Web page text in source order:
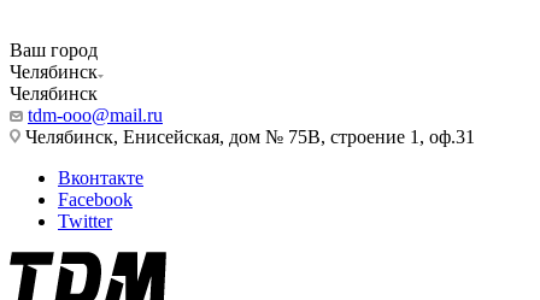
Ваш город
Челябинск
Челябинск
tdm-ooo@mail.ru
Челябинск, Енисейская, дом № 75В, строение 1, оф.31
Вконтакте
Facebook
Twitter